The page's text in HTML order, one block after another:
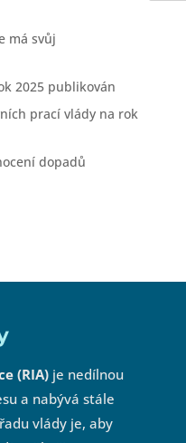
má svůj
2025 publikován
prací vlády na rok
dopadů
(RIA)je nedílnou
a nabývá stále
vlády je, aby